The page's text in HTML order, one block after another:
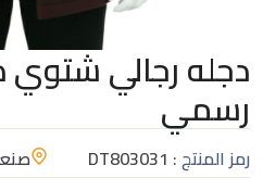
دجله رجالي
رسمي
رمز المنتج : DT803031